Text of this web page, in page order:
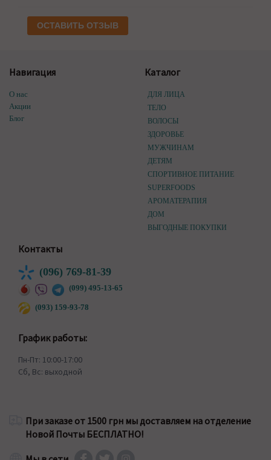
ОСТАВИТЬ ОТЗЫВ
Навигация
О нас
Акции
Блог
Каталог
ДЛЯ ЛИЦА
ТЕЛО
ВОЛОСЫ
ЗДОРОВЬЕ
МУЖЧИНАМ
ДЕТЯМ
СПОРТИВНОЕ ПИТАНИЕ
SUPERFOODS
АРОМАТЕРАПИЯ
ДОМ
ВЫГОДНЫЕ ПОКУПКИ
Контакты
(096) 769-81-39
(099) 495-13-65
(093) 159-93-78
График работы:
Пн-Пт: 10:00-17:00
Сб, Вс: выходной
При заказе от 1500 грн мы доставляем на отделение
Новой Почты БЕСПЛАТНО!